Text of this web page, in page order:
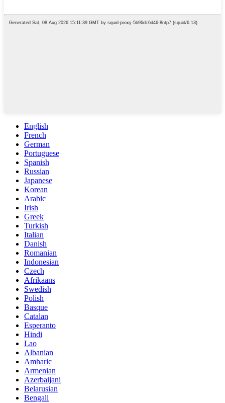
English
French
German
Portuguese
Spanish
Russian
Japanese
Korean
Arabic
Irish
Greek
Turkish
Italian
Danish
Romanian
Indonesian
Czech
Afrikaans
Swedish
Polish
Basque
Catalan
Esperanto
Hindi
Lao
Albanian
Amharic
Armenian
Azerbaijani
Belarusian
Bengali